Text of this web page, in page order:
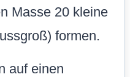
Masse 20 kleine
formen.
auf einen